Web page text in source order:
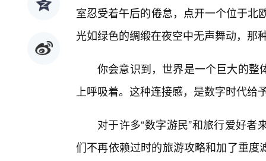
室忍受着午后的倦怠，点开一个位于北
光如绿色的绸缎在夜空中无声舞动，那
你会意识到，世界是一个巨大的整
上呼吸着。这种连接感，是数字时代给
对于许多“数字游民”和旅行爱好
们不再依赖过时的旅游攻略和加了重